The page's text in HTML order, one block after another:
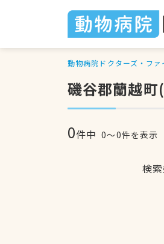
動物病院ドクターズ・ファ
磯谷郡蘭越
0件中 0〜0件を表示
検